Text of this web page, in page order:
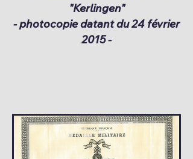
"Kerlingen"
- photocopie datant du 24 février
2015 -